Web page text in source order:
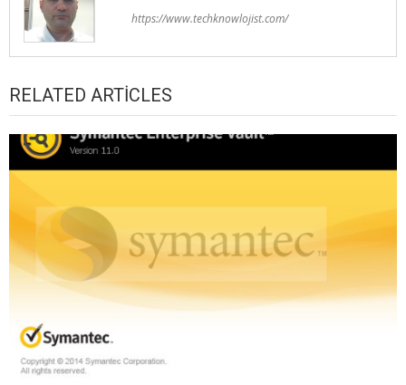
https://www.techknowlojist.com/
RELATED ARTICLES